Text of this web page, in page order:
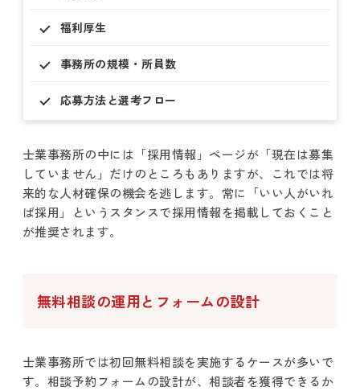
福利厚生
事務所の規模・所員数
応募方法と選考フロー
士業事務所の中には「採用情報」ページが「現在は募集
していません」だけのところもありますが、これでは将
来的な人材確保の機会を逃します。常に「いい人がいれ
ば採用」というスタンスで採用情報を掲載しておくこと
が推奨されます。
無料相談の運用とフォームの設計
士業事務所では初回無料相談を実施するケースが多いで
す。相談予約フォームの設計が、相談者を獲得できるか